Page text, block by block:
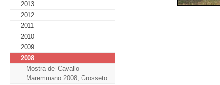
2013
2012
2011
2010
2009
2008
Mostra del Cavallo
Maremmano 2008, Grosseto